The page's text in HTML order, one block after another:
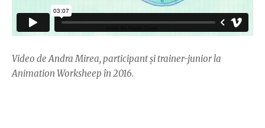
Video de Andra Mirea, participant și trainer-junior la
Animation Worksheep în 2016.